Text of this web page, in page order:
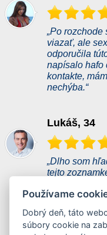
„Po
viazať, ale
odporučila
napísalo hafo
kontakte,
nechýba.“
„Dlho som
tejto
len sľubovali
Odporúčam!“
Lukáš, 34
Používame
Dobrý deň, táto
súbory cookie na